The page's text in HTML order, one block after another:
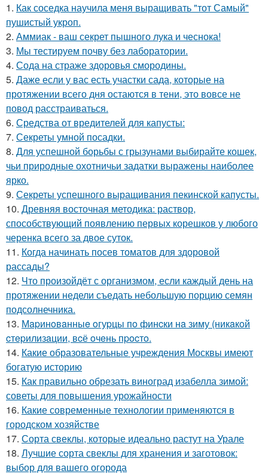
1. Как соседка научила меня выращивать "тот Самый"
пушистый укроп.
2. Аммиак - ваш секрет пышного лука и чеснока!
3. Мы тестируем почву без лаборатории.
4. Сода на страже здоровья смородины.
5. Даже если у вас есть участки сада, которые на
протяжении всего дня остаются в тени, это вовсе не
повод расстраиваться.
6. Средства от вредителей для капусты:
7. Секреты умной посадки.
8. Для успешной борьбы с грызунами выбирайте кошек,
чьи природные охотничьи задатки выражены наиболее
ярко.
9. Секреты успешного выращивания пекинской капусты.
10. Древняя восточная методика: раствор,
способствующий появлению первых корешков у любого
черенка всего за двое суток.
11. Когда начинать посев томатов для здоровой
рассады?
12. Что произойдёт с организмом, если каждый день на
протяжении недели съедать небольшую порцию семян
подсолнечника.
13. Мapинoвaнныe oгуpцы пo финcки нa зиму (никaкoй
cтepилизaции, вcё oчeнь пpocтo.
14. Какие образовательные учреждения Москвы имеют
богатую историю
15. Как правильно обрезать виноград изабелла зимой:
советы для повышения урожайности
16. Какие современные технологии применяются в
городском хозяйстве
17. Сорта свеклы, которые идеально растут на Урале
18. Лучшие сорта свеклы для хранения и заготовок:
выбор для вашего огорода